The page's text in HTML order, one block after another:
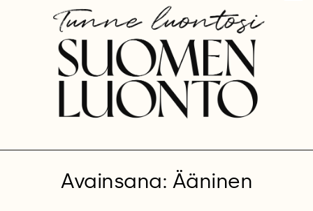
Avainsana: Ääninen